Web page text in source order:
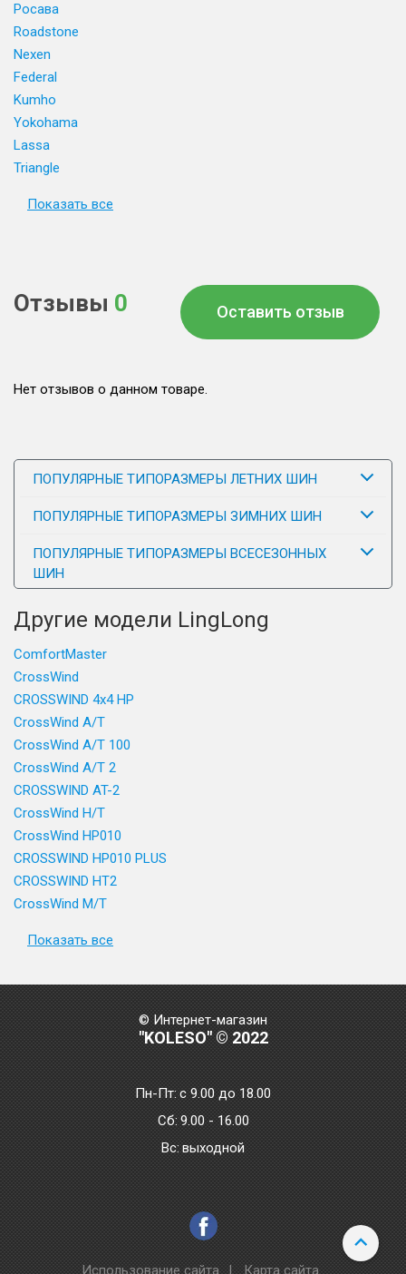
Росава
Roadstone
Nexen
Federal
Kumho
Yokohama
Lassa
Triangle
Показать все
Отзывы 0 Оставить отзыв
Нет отзывов о данном товаре.
ПОПУЛЯРНЫЕ ТИПОРАЗМЕРЫ ЛЕТНИХ ШИН
ПОПУЛЯРНЫЕ ТИПОРАЗМЕРЫ ЗИМНИХ ШИН
ПОПУЛЯРНЫЕ ТИПОРАЗМЕРЫ ВСЕСЕЗОННЫХ
ШИН
Другие модели LingLong
ComfortMaster
CrossWind
CROSSWIND 4x4 HP
CrossWind A/T
CrossWind A/T 100
CrossWind A/T 2
CROSSWIND AT-2
CrossWind H/T
CrossWind HP010
CROSSWIND HP010 PLUS
CROSSWIND HT2
CrossWind M/T
Показать все
© Интернет-магазин
"KOLESO" © 2022
Пн-Пт:с 9.00 до 18.00
Сб: 9.00 - 16.00
Bc: выходной
Использование сайта | Карта сайта